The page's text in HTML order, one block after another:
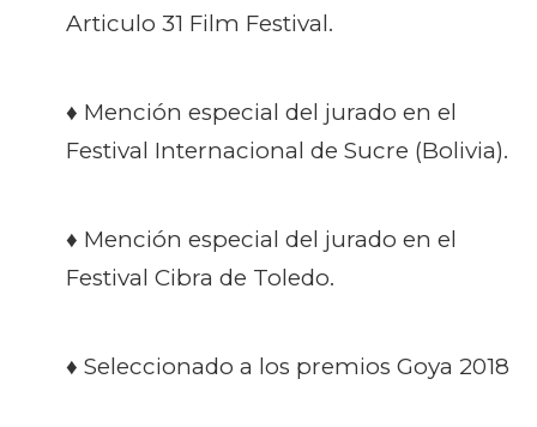
Articulo 31 Film Festival.
♦ Mención especial del jurado en el
Festival Internacional de Sucre (Bolivia).
♦ Mención especial del jurado en el
Festival Cibra de Toledo.
♦ Seleccionado a los premios Goya 2018